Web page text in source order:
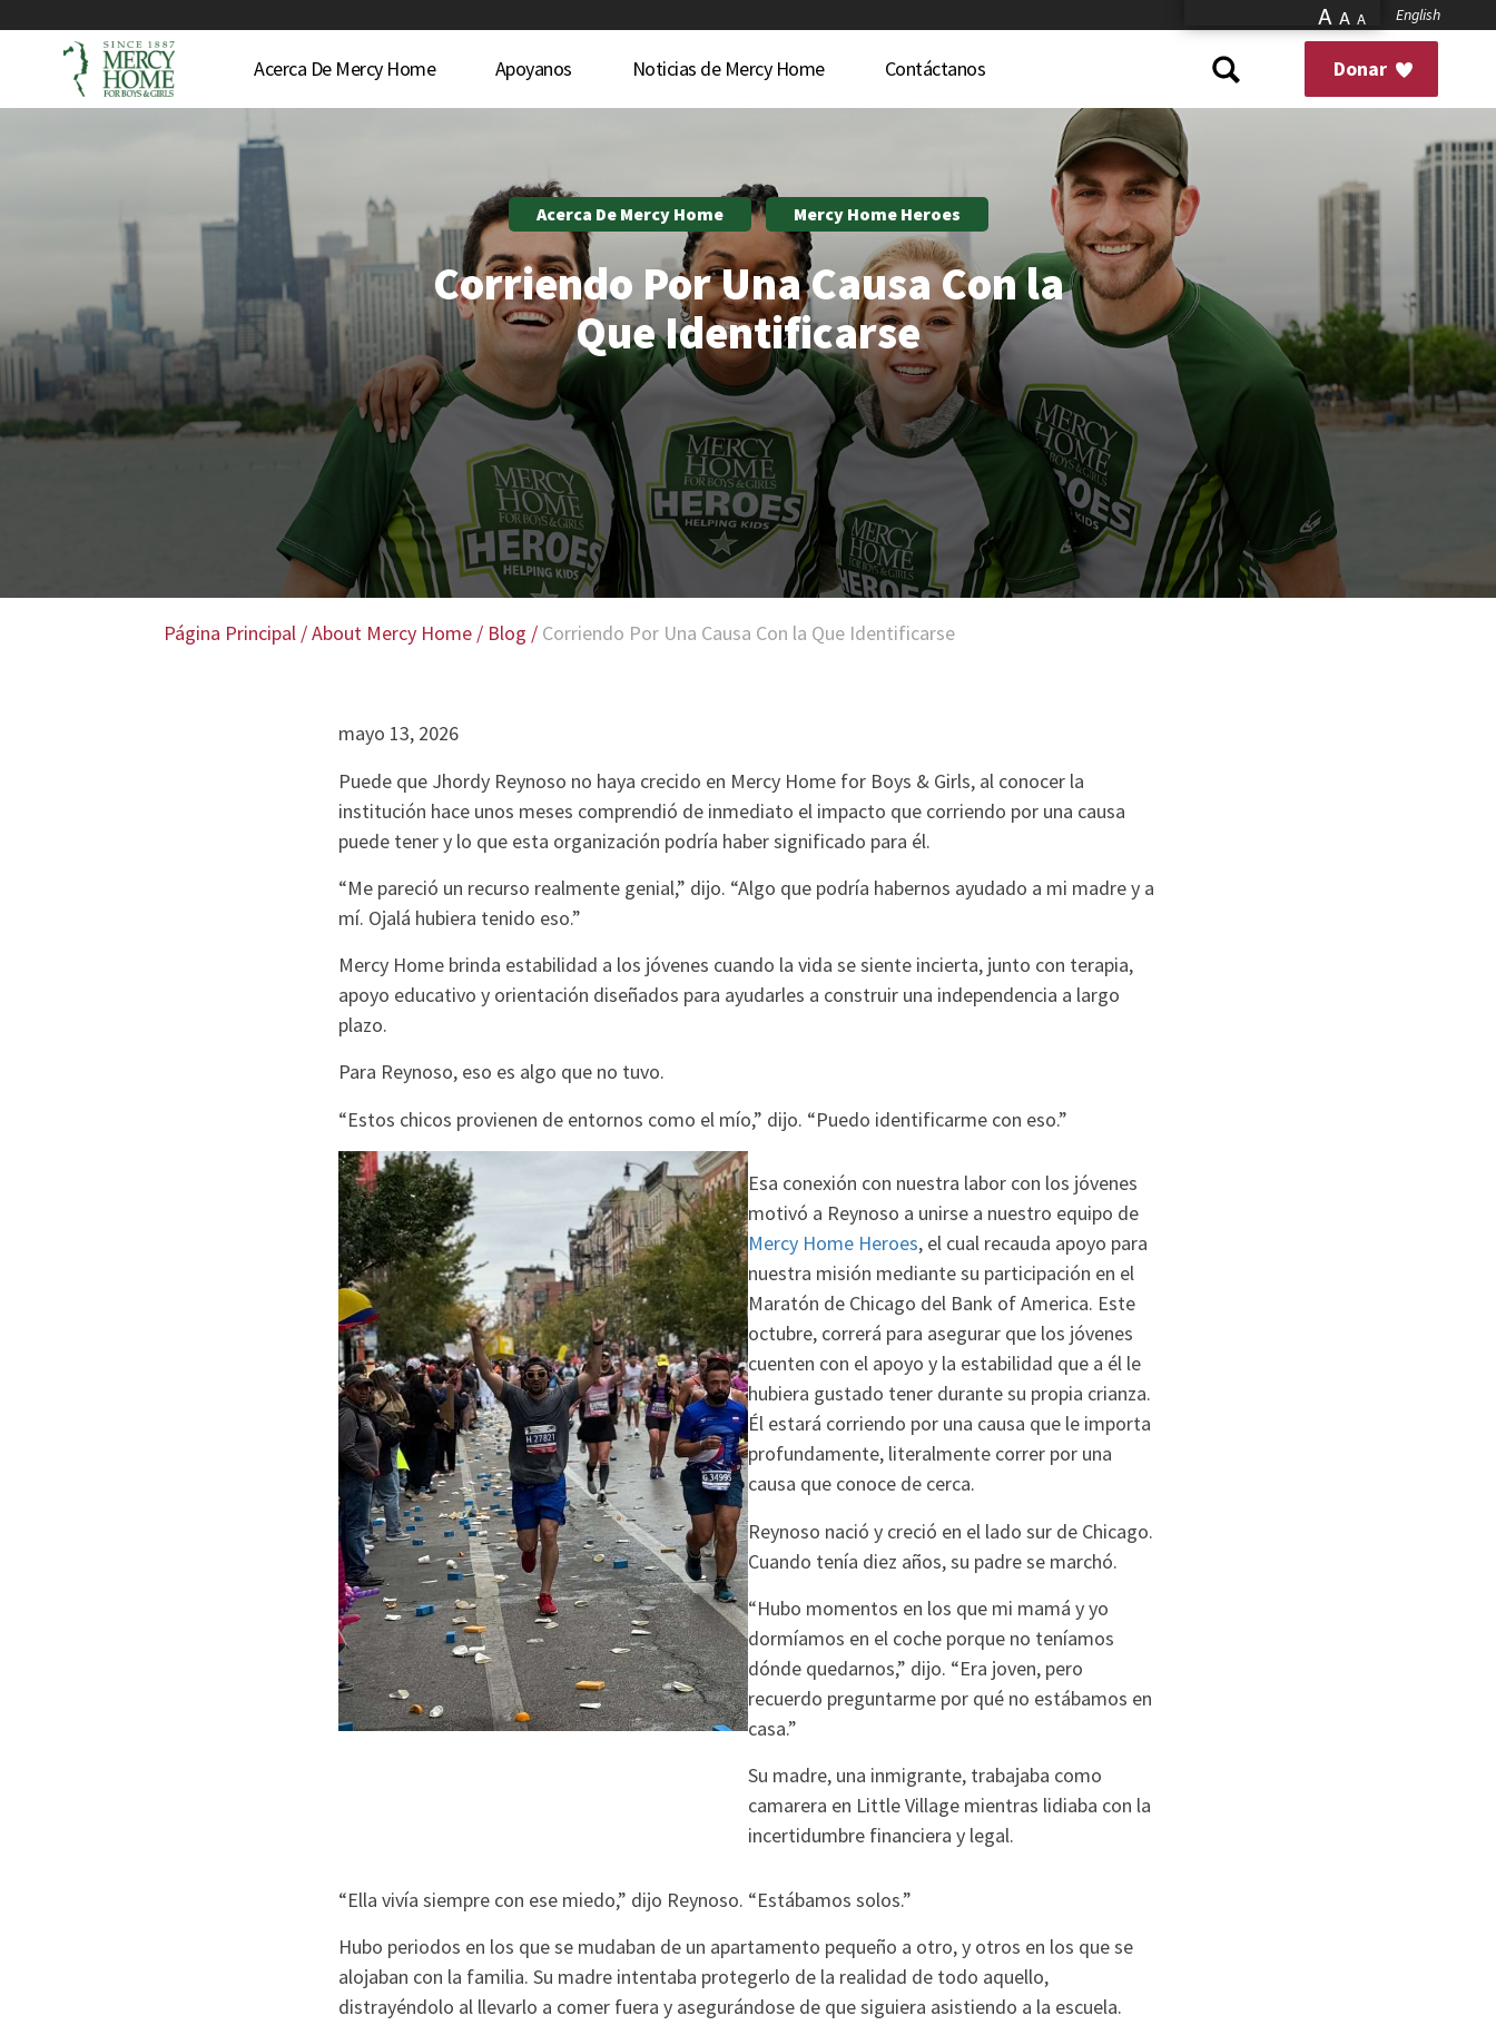
A A A English
Donar
Acerca De Mercy Home Apoyanos Noticias de Mercy Home Contáctanos
Acerca De Mercy Home Mercy Home Heroes
Corriendo Por Una Causa Con la
Que Identificarse
Página Principal /About Mercy Home / Blog / Corriendo Por Una Causa Con la Que Identificarse
mayo 13, 2026
Puede que Jhordy Reynoso no haya crecido en Mercy Home for Boys & Girls, al conocer la
institución hace unos meses comprendió de inmediato el impacto que corriendo por una causa
puede tener y lo que esta organización podría haber significado para él.
“Me pareció un recurso realmente genial,” dijo. “Algo que podría habernos ayudado a mi madre y a
mí. Ojalá hubiera tenido eso.”
Mercy Home brinda estabilidad a los jóvenes cuando la vida se siente incierta, junto con terapia,
apoyo educativo y orientación diseñados para ayudarles a construir una independencia a largo
plazo.
Para Reynoso, eso es algo que no tuvo.
“Estos chicos provienen de entornos como el mío,” dijo. “Puedo identificarme con eso.”
Esa conexión con nuestra labor con los jóvenes
motivó a Reynoso a unirse a nuestro equipo de
Mercy Home Heroes, el cual recauda apoyo para
nuestra misión mediante su participación en el
Maratón de Chicago del Bank of America. Este
octubre, correrá para asegurar que los jóvenes
cuenten con el apoyo y la estabilidad que a él le
hubiera gustado tener durante su propia crianza.
Él estará corriendo por una causa que le importa
profundamente, literalmente correr por una
causa que conoce de cerca.
Reynoso nació y creció en el lado sur de Chicago.
Cuando tenía diez años, su padre se marchó.
“Hubo momentos en los que mi mamá y yo
dormíamos en el coche porque no teníamos
dónde quedarnos,” dijo. “Era joven, pero
recuerdo preguntarme por qué no estábamos en
casa.”
Su madre, una inmigrante, trabajaba como
camarera en Little Village mientras lidiaba con la
incertidumbre financiera y legal.
“Ella vivía siempre con ese miedo,” dijo Reynoso. “Estábamos solos.”
Hubo periodos en los que se mudaban de un apartamento pequeño a otro, y otros en los que se
alojaban con la familia. Su madre intentaba protegerlo de la realidad de todo aquello,
distrayéndolo al llevarlo a comer fuera y asegurándose de que siguiera asistiendo a la escuela.